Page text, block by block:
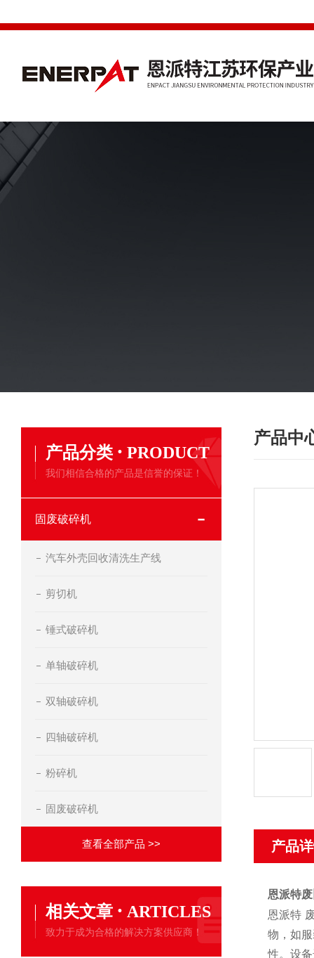
产品分类 · PRODUCT
我们相信合格的产品是信誉的保证！
固废破碎机
汽车外壳回收清洗生产线
剪切机
锤式破碎机
单轴破碎机
双轴破碎机
四轴破碎机
粉碎机
固废破碎机
查看全部产品 >>
相关文章 · ARTICLES
致力于成为合格的解决方案供应商！
产品中
产品
恩派特
恩派特
物，如
性。设